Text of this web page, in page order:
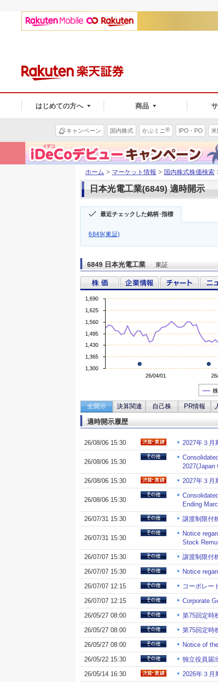
はじめての方へ 商品
キャンペーン 国内株式 かぶミニ® IPO・PO
ホーム > マーケット情報 > 国内株式株価検索
日本光電工業(6849) 適時開示
最近チェックした銘柄･指標
6849(東証)
6849 日本光電工業 東証